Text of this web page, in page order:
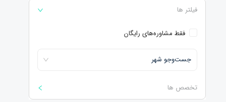
فیلتر ها
فقط مشاوره‌های رایگان
جست‌و‌جو شهر
تخصص ها